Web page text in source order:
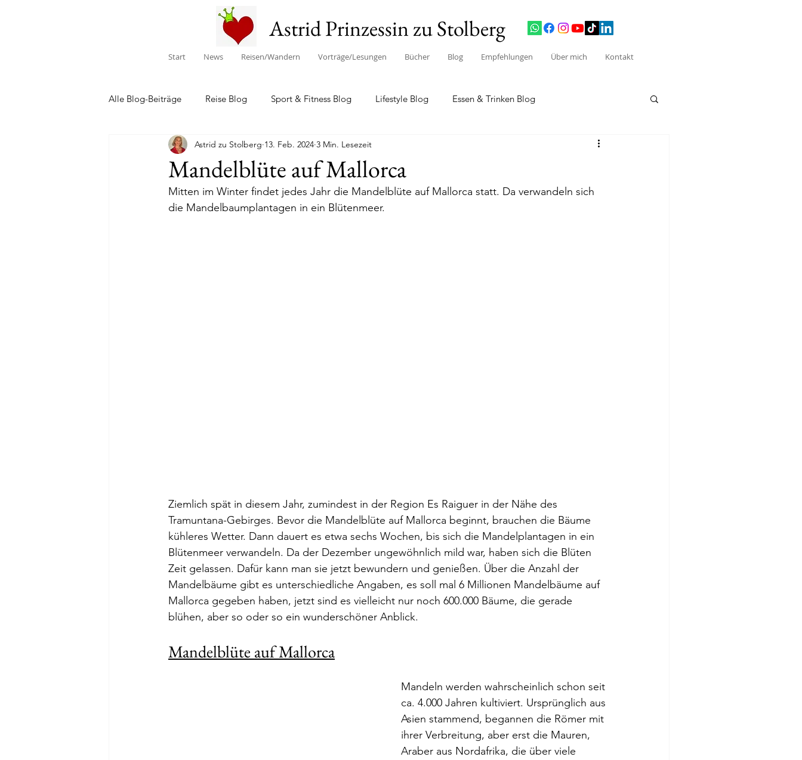
Astrid Prinzessin zu Stolberg
Start News Reisen/Wandern Vorträge/Lesungen Bücher Blog Empfehlungen Über mich Kontakt
Alle Blog-Beiträge Reise Blog Sport & Fitness Blog Lifestyle Blog Essen & Trinken Blog
Mandelblüte auf Mallorca
Astrid zu Stolberg 13. Feb. 2024 3 Min. Lesezeit
Mitten im Winter findet jedes Jahr die Mandelblüte auf Mallorca statt. Da verwandeln sich
die Mandelbaumplantagen in ein Blütenmeer.
Ziemlich spät in diesem Jahr, zumindest in der Region Es Raiguer in der Nähe des
Tramuntana-Gebirges. Bevor die Mandelblüte auf Mallorca beginnt, brauchen die Bäume
kühleres Wetter. Dann dauert es etwa sechs Wochen, bis sich die Mandelplantagen in ein
Blütenmeer verwandeln. Da der Dezember ungewöhnlich mild war, haben sich die Blüten
Zeit gelassen. Dafür kann man sie jetzt bewundern und genießen. Über die Anzahl der
Mandelbäume gibt es unterschiedliche Angaben, es soll mal 6 Millionen Mandelbäume auf
Mallorca gegeben haben, jetzt sind es vielleicht nur noch 600.000 Bäume, die gerade
blühen, aber so oder so ein wunderschöner Anblick.
Mandelblüte auf Mallorca
Mandeln werden wahrscheinlich schon seit
ca. 4.000 Jahren kultiviert. Ursprünglich aus
Asien stammend, begannen die Römer mit
ihrer Verbreitung, aber erst die Mauren,
Araber aus Nordafrika, die über viele